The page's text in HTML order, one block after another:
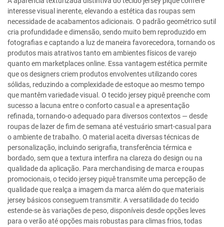
interesse visual inerente, elevando a estética das roupas sem
necessidade de acabamentos adicionais. O padrão geométrico sutil
cria profundidade e dimensão, sendo muito bem reproduzido em
fotografias e captando a luz de maneira favorecedora, tornando os
produtos mais atrativos tanto em ambientes físicos de varejo
quanto em marketplaces online. Essa vantagem estética permite
que os designers criem produtos envolventes utilizando cores
sólidas, reduzindo a complexidade de estoque ao mesmo tempo
que mantêm variedade visual. O tecido jersey piquê preenche com
sucesso a lacuna entre o conforto casual e a apresentação
refinada, tornando-o adequado para diversos contextos — desde
roupas de lazer de fim de semana até vestuário smart-casual para
o ambiente de trabalho. O material aceita diversas técnicas de
personalização, incluindo serigrafia, transferência térmica e
bordado, sem que a textura interfira na clareza do design ou na
qualidade da aplicação. Para merchandising de marca e roupas
promocionais, o tecido jersey piquê transmite uma percepção de
qualidade que realça a imagem da marca além do que materiais
jersey básicos conseguem transmitir. A versatilidade do tecido
estende-se às variações de peso, disponíveis desde opções leves
para o verão até opções mais robustas para climas frios, todas